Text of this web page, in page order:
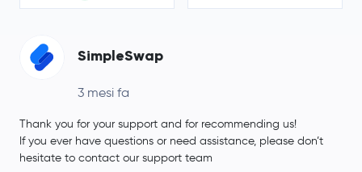
SimpleSwap
3 mesi fa
Thank you for your support and for recommending us!
If you ever have questions or need assistance, please don’t
hesitate to contact our support team